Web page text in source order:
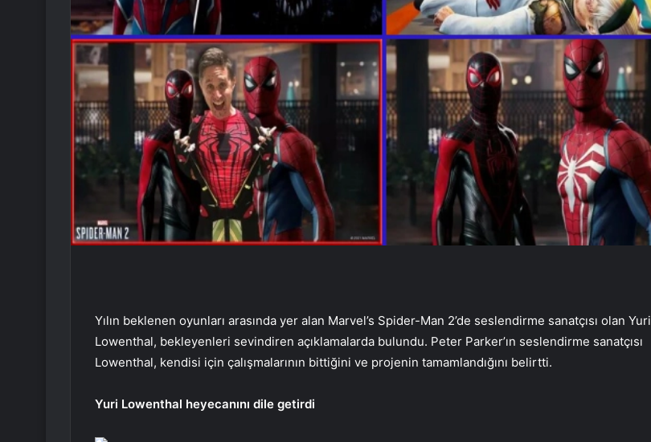
Yılın beklenen oyunları arasında yer alan Marvel’s Spider-Man 2’de seslendirme sanatçısı olan Yuri
Lowenthal, bekleyenleri sevindiren açıklamalarda bulundu. Peter Parker’ın seslendirme sanatçısı
Lowenthal, kendisi için çalışmalarının bittiğini ve projenin tamamlandığını belirtti.
Yuri Lowenthal heyecanını dile getirdi